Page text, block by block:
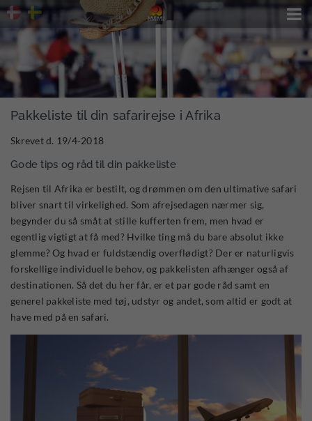

Pakkeliste til din safarirejse i Afrika
Skrevet d. 19/4-2018
Gode tips og råd til din pakkeliste
Rejsen til Afrika er bestilt, og drømmen om den ultimative safari
bliver snart til virkelighed. Som afrejsedagen nærmer sig,
begynder du så småt at stille kufferten frem, men hvad er
egentlig vigtigt at få med? Hvilke ting må du bare absolut ikke
glemme? Og hvad er fuldstændig overflødigt? Der er naturligvis
forskellige individuelle behov, og pakkelisten afhænger også af
destinationen. Så det du her får, er et par gode råd samt en
generel pakkeliste med tøj, udstyr og andet, som altid er godt at
have med på en safari.